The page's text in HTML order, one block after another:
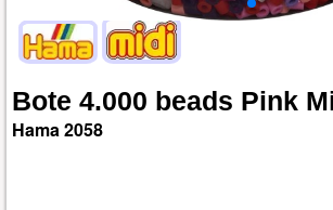
Bote 4.000 beads Pink
Hama2058